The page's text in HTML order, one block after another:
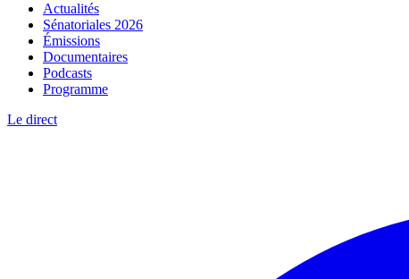
Actualités
Sénatoriales 2026
Émissions
Documentaires
Podcasts
Programme
Le direct